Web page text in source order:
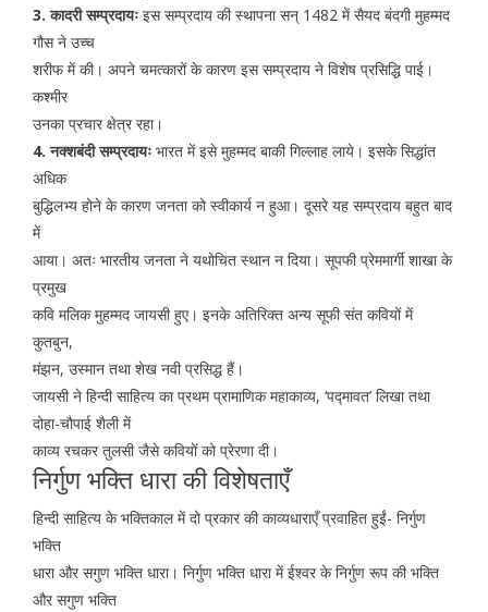
3. कादरी सम्प्रदायः इस सम्प्रदाय की स्थापना सन् 1482 में सैयद बंदगी मुहम्मद
गौस ने उच्च
शरीफ में की। अपने चमत्कारों के कारण इस सम्प्रदाय ने विशेष प्रसिद्धि पाई।
कश्मीर
उनका प्रचार क्षेत्र रहा।
4. नक्शबंदी सम्प्रदायः भारत में इसे मुहम्मद बाकी गिल्लाह लाये। इसके सिद्धांत
अधिक
बुद्धिलभ्य होने के कारण जनता को स्वीकार्य न हुआ। दूसरे यह सम्प्रदाय बहुत बाद
में
आया। अतः भारतीय जनता ने यथोचित स्थान न दिया। सूपफी प्रेममार्गी शाखा के
प्रमुख
कवि मलिक मुहम्मद जायसी हुए। इनके अतिरिक्त अन्य सूफी संत कवियों में
कुतबुन,
मंझन, उस्मान तथा शेख नवी प्रसिद्ध हैं।
जायसी ने हिन्दी साहित्य का प्रथम प्रामाणिक महाकाव्य, ‘पद्मावत’ लिखा तथा
दोहा-चौपाई शैली में
काव्य रचकर तुलसी जैसे कवियों को प्रेरणा दी।
निर्गुण भक्ति धारा की विशेषताएँ
हिन्दी साहित्य के भक्तिकाल में दो प्रकार की काव्यधाराएँ प्रवाहित हुईं- निर्गुण
भक्ति
धारा और सगुण भक्ति धारा। निर्गुण भक्ति धारा में ईश्वर के निर्गुण रूप की भक्ति
और सगुण भक्ति